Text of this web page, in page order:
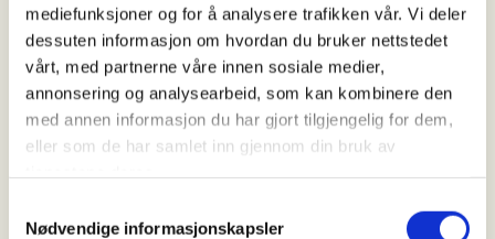
mediefunksjoner og for å analysere trafikken vår. Vi deler
dessuten informasjon om hvordan du bruker nettstedet
vårt, med partnerne våre innen sosiale medier,
annonsering og analysearbeid, som kan kombinere den
med annen informasjon du har gjort tilgjengelig for dem,
eller som de har samlet inn gjennom din bruk av
Nødvendige informasjonskapsler
19. Sep 2026
Kl. 08.00 - 20.00
Arrangør
Hyllestad JFL